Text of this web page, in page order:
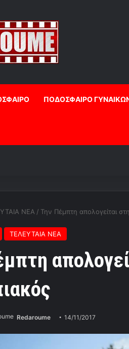
ΠΟΔΟΣΦΑΙΡΟ
ΝΕΑ / Την Πέμπτη απολογείται
ΤΕΛΕΥΤΑΙΑ ΝΕΑ
Redaroume 14/11/2017